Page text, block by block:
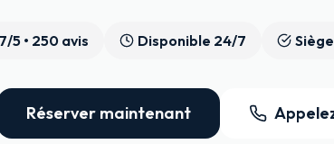
/5 • 250 avis Disponible 24/7
Réserver maintenant